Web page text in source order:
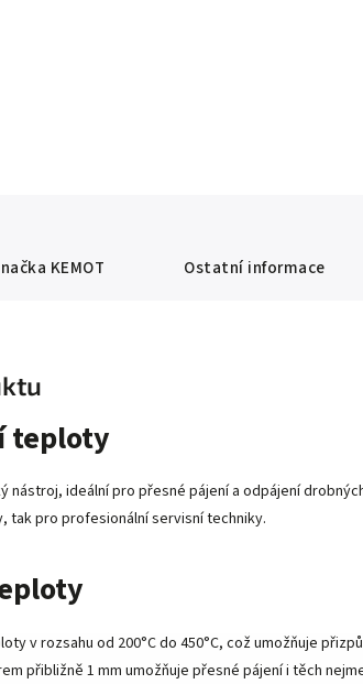
KEMOT Ostatní informace
teploty
nástroj, ideální pro přesné pájení a odpájení
tak pro profesionální servisní techniky.
v rozsahu od 200°C do 450°C, což umožňuje
přibližně 1 mm umožňuje přesné pájení i těch